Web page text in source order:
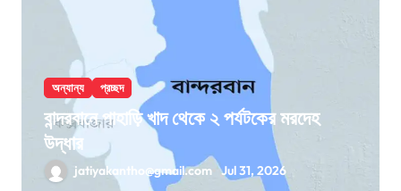
অন্যান্য প্রচ্ছদ
বান্দরবানে পাহাড়ি খাদ থেকে ২ পর্যটকের মরদেহ
উদ্ধার
jatiyakantho@gmail.com Jul 31, 2026